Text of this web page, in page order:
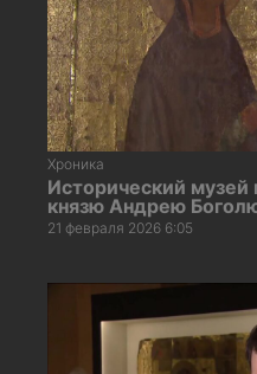
Хроника
Исторический музей
князю Андрею
21 февраля 2026 6:05